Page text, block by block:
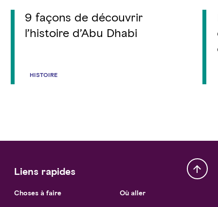
9 façons de découvrir
l’histoire d’Abu Dhabi
HISTOIRE
Liens rapides
Choses à faire Où aller